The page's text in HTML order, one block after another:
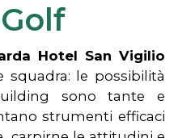
Hotel San Vigilio
squadra: le possibilità
sono tante e
strumenti efficaci